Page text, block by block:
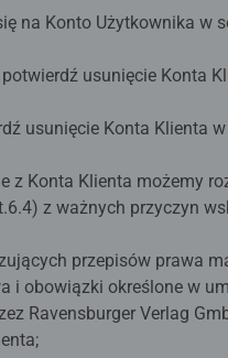
na Konto Użytkownika w
usunięcie Konta
usunięcie Konta Klienta
z Konta Klienta możemy
z ważnych przyczyn
przepisów prawa
i obowiązki określone w
Ravensburger Verlag